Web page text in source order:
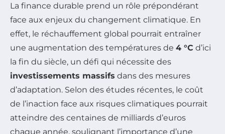
La finance durable prend un rôle prépondérant
face aux enjeux du changement climatique. En
effet, le réchauffement global pourrait entraîner
une augmentation des températures de 4 °C d’ici
la fin du siècle, un défi qui nécessite des
investissements massifs dans des mesures
d’adaptation. Selon des études récentes, le coût
de l’inaction face aux risques climatiques pourrait
atteindre des centaines de milliards d’euros
chaque année, soulignant l’importance d’une